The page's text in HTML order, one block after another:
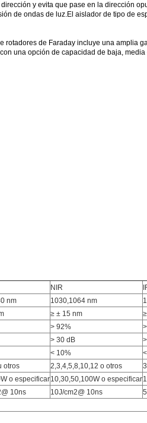
y evita que pase en la dirección
de ondas de luz.El aislador de tipo de
de Faraday incluye una
una opción de capacidad de baja,
NIR
nm 1030,1064 nm
≥ ± 15 nm
> 92%
> 30 dB
< 10%
otros 2,3,4,5,8,10,12 o otros
o especificar10,30,50,100W o especificar
10ns 10J/cm2@ 10ns